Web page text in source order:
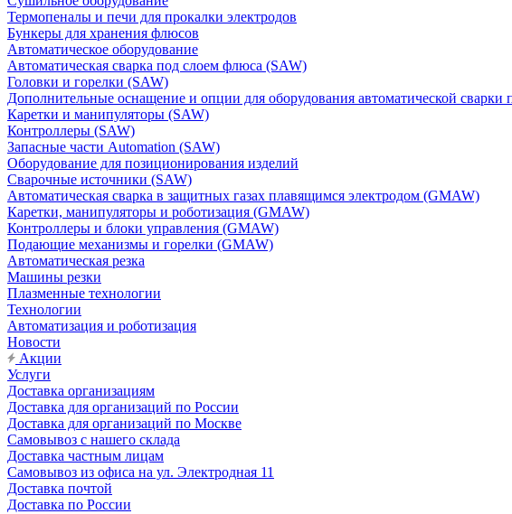
Термопеналы и печи для прокалки электродов
Бункеры для хранения флюсов
Автоматическое оборудование
Автоматическая сварка под слоем флюса (SAW)
Головки и горелки (SAW)
Дополнительные оснащение и опции для оборудования автоматической
Каретки и манипуляторы (SAW)
Контроллеры (SAW)
Запасные части Automation (SAW)
Оборудование для позиционирования изделий
Сварочные источники (SAW)
Автоматическая сварка в защитных газах плавящимся электродом (GMAW)
Каретки, манипуляторы и роботизация (GMAW)
Контроллеры и блоки управления (GMAW)
Подающие механизмы и горелки (GMAW)
Автоматическая резка
Машины резки
Плазменные технологии
Технологии
Автоматизация и роботизация
Новости
Акции
Услуги
Доставка организациям
Доставка для организаций по России
Доставка для организаций по Москве
Самовывоз с нашего склада
Доставка частным лицам
Самовывоз из офиса на ул. Электродная 11
Доставка почтой
Доставка по России